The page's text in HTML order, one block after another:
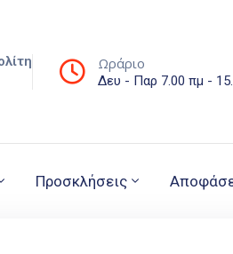
Ωράριο
Δευ - Παρ 7.00 πμ -
Προσκλήσεις